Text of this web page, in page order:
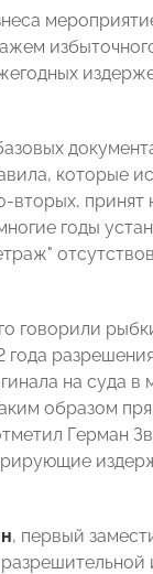
которые
вторых, принят
годы
говорили
на суда в
образом
Герман
, первый